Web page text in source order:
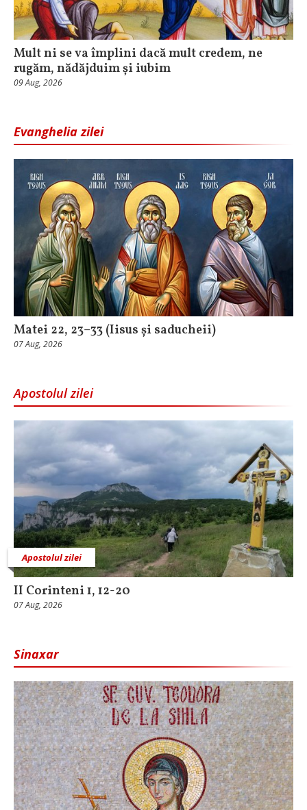
Mult ni se va împlini dacă mult credem, ne
rugăm, nădăjduim și iubim
09 Aug, 2026
Evanghelia zilei
Matei 22, 23–33 (Iisus și saducheii)
07 Aug, 2026
Apostolul zilei
Apostolul zilei
II Corinteni 1, 12-20
07 Aug, 2026
Sinaxar